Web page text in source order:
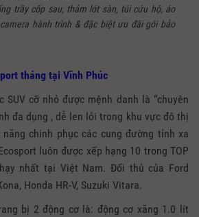
trầy cốp sau, thảm lót sàn, túi cứu hộ, áo
hành trình & đặc biệt ưu đãi gói bảo
tháng tại Vĩnh Phúc
SUV cỡ nhỏ được mệnh danh là “chuyên
đa dụng , dễ len lỏi trong khu vực đô thị
chinh phục các cung đường tỉnh xa
luôn được xếp hạng 10 trong TOP
nhất tại Việt Nam. Đối thủ của Ford
Honda HR-V, Suzuki Vitara.
bị 2 động cơ là: động cơ xăng 1.0 lít